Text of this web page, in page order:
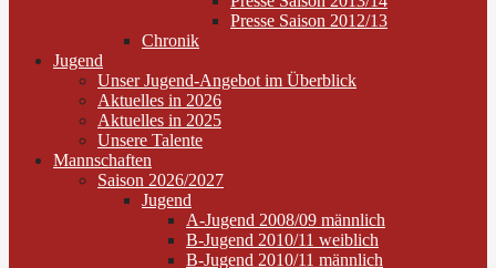
Presse Saison 2012/13
Chronik
Jugend
Unser Jugend-Angebot im Überblick
Aktuelles in 2026
Aktuelles in 2025
Unsere Talente
Mannschaften
Saison 2026/2027
Jugend
A-Jugend 2008/09 männlich
B-Jugend 2010/11 weiblich
B-Jugend 2010/11 männlich